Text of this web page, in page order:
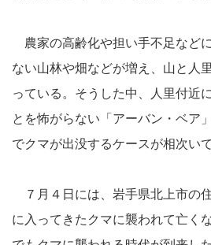
農家の高齢化や担い手不足など
ない山林や畑などが増え、山と人
っている。そうした中、人里付近
とを怖がらない「アーバン・ベア
でクマが出没するケースが相次い
７月４日には、岩手県北上市の
に入ってきたクマに襲われて亡く